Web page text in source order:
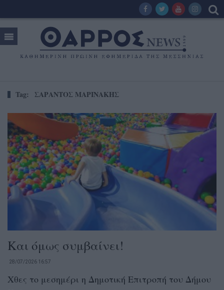
Tag: ΣΑΡΑΝΤΟΣ ΜΑΡΙΝΑΚΗΣ
Και όμως συμβαίνει!
28/07/2026 16:57
Χθες το μεσημέρι η Δημοτική Επιτροπή του Δήμου